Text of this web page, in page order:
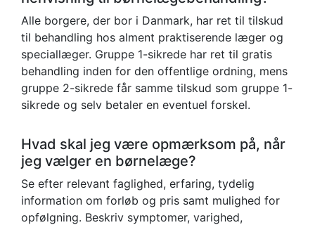
Alle borgere, der bor i Danmark, har ret til tilskud
til behandling hos alment praktiserende læger og
speciallæger. Gruppe 1-sikrede har ret til gratis
behandling inden for den offentlige ordning, mens
gruppe 2-sikrede får samme tilskud som gruppe 1-
sikrede og selv betaler en eventuel forskel.
Hvad skal jeg være opmærksom på, når
jeg vælger en børnelæge?
Se efter relevant faglighed, erfaring, tydelig
information om forløb og pris samt mulighed for
opfølgning. Beskriv symptomer, varighed,